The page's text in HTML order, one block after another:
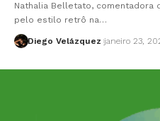
Nathalia Belletato, comentadora
pelo estilo retrô na…
Diego Velázquez janeiro 23,